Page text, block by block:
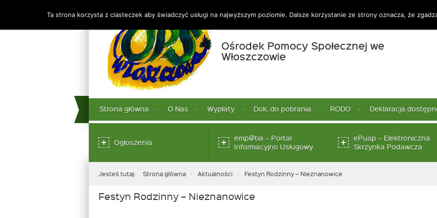
Ośrodek Pomocy Społecznej we
Włoszczowie-
Nieznanowice
Górne
Strona główna O Nas Wypłaty Dok. do pobrania RODO Deklaracja
dolneOgłoszenia
emp@tia – Portal
Informacyjno UsługowyLink
otwiera
się
w
ePuap – Elektroniczna
Skrzynka Podawcza
się
Jesteś tutaj: Strona główna Aktualności Festyn Rodzinny – Nieznanowice
Festyn Rodzinny – Nieznanowice
Ta strona korzysta z ciasteczek aby świadczyć usługi na najwyższym poziomie. Dalsze korzystanie ze strony oznacza, że